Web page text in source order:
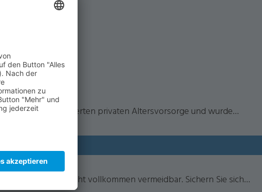
staatlich geförderten privaten Altersvorsorge und wurde…
nicht vollkommen vermeidbar. Sichern Sie sich…